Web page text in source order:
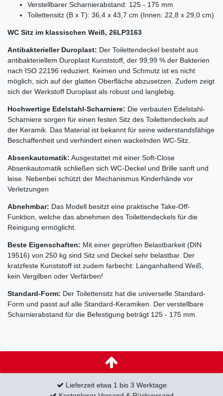
Verstellbarer Scharnierabstand: 125 - 175 mm
Toilettensitz (B x T): 36,4 x 43,7 cm (Innen: 22,8 x 29,0 cm)
WC Sitz im klassischen Weiß, 26LP3163
Antibakterieller Duroplast: Der Toilettendeckel besteht aus
antibakteriellem Duroplast Kunststoff, der 99,99 % der Bakterien
nach ISO 22196 reduziert. Keimen und Schmutz ist es nicht
möglich, sich auf der glatten Oberfläche abzusetzen. Zudem zeigt
sich der Werkstoff Duroplast als robust und langlebig.
Hochwertige Edelstahl-Scharniere: Die verbauten Edelstahl-
Scharniere sorgen für einen festen Sitz des Toilettendeckels auf
der Keramik. Das Material ist bekannt für seine widerstandsfähige
Beschaffenheit und verhindert einen wackelnden WC-Sitz.
Absenkautomatik: Ausgestattet mit einer Soft-Close
Absenkautomatik schließen sich WC-Deckel und Brille sanft und
leise. Nebenbei schützt der Mechanismus Kinderhände vor
Verletzungen
Abnehmbar: Das Modell besitzt eine praktische Take-Off-
Funktion, welche das abnehmen des Toilettendeckels für die
Reinigung ermöglicht.
Beste Eigenschaften: Mit einer geprüften Belastbarkeit (DIN
19516) von 250 kg sind Sitz und Deckel sehr belastbar. Der
kratzfeste Kunststoff ist zudem farbecht: Langanhaltend Weiß,
kein Vergilben oder Verfärben!
Standard-Form: Der Toilettensitz hat die universelle Standard-
Form und passt auf alle Standard-Keramiken. Der verstellbare
Scharnierabstand für die Befestigung beträgt 125 - 175 mm.
Lieferzeit etwa 1 bis 3 Werktage